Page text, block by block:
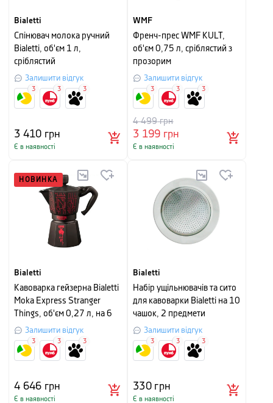
Bialetti
Спінювач молока ручний
Bialetti, об'єм 1 л,
сріблястий
Залишити відгук
3 410 грн
Є в наявності
3 3 3
WMF
Френч-прес WMF KULT,
об'єм 0,75 л, сріблястий з
прозорим
Залишити відгук
3 199 грн
4 499грн
Є в наявності
3 3 3
НОВИНКА
Bialetti
Кавоварка гейзерна Bialetti
Moka Express Stranger
Things, об'єм 0,27 л, на 6
чашок, чорний з червоним
Залишити відгук
4 646 грн
Є в наявності
3 3 3
Bialetti
Набір ущільнювачів та сито
для кавоварки Bialetti на 10
чашок, 2 предмети
Залишити відгук
330грн
Є в наявності
3 3 3